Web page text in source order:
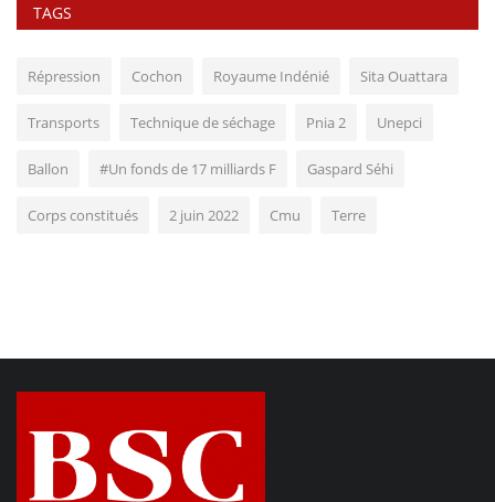
TAGS
Répression Cochon Royaume Indénié Sita Ouattara
Transports Technique de séchage Pnia 2 Unepci
Ballon #Un fonds de 17 milliards F Gaspard Séhi
Corps constitués 2 juin 2022 Cmu Terre